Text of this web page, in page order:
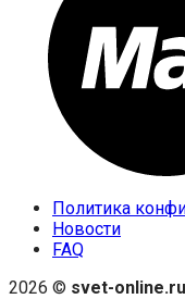
Политика
Новости
FAQ
2026 © svet-online.ru